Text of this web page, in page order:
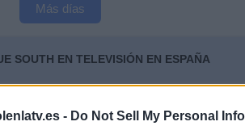
- Do Not Sell My Personal
Más días
SOUTH EN TELEVISIÓN EN ESPAÑA
fue el 12/11/2024, podemos dar los siguientes datos: